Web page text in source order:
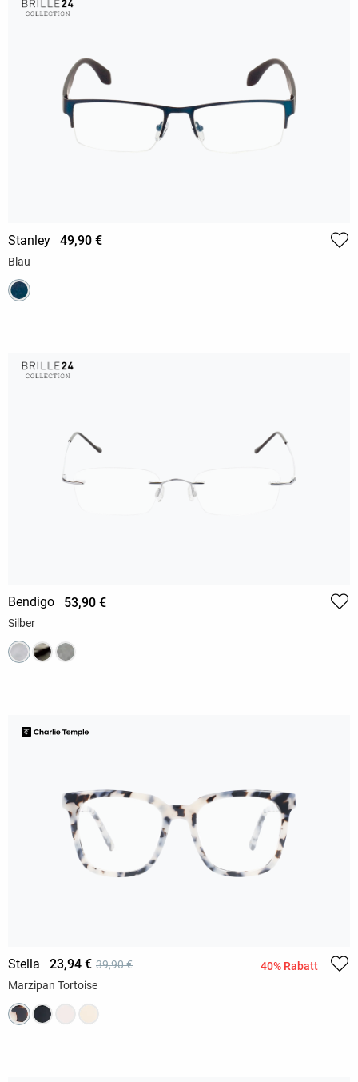
Stanley 49,90 €
Blau
Bendigo 53,90 €
Silber
Stella 23,94 € 39,90 €
40% Rabatt
Marzipan Tortoise